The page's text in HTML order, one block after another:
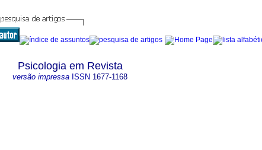
Psicologia em Revista
versão impressa ISSN 1677-1168